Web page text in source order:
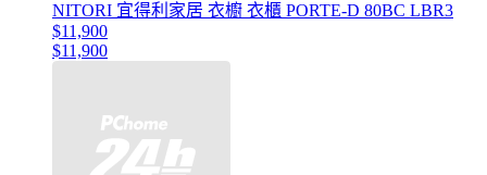
NITORI 宜得利家居 衣櫥 衣櫃 PORTE-D 80BC LBR3
$11,900
$11,900